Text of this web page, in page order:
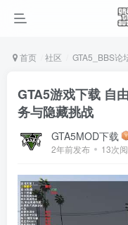
首页 社区 GTA5_BBS论
GTA5游戏下载 自
务与隐藏挑战
GTA5MOD下载
2年前发布 13次